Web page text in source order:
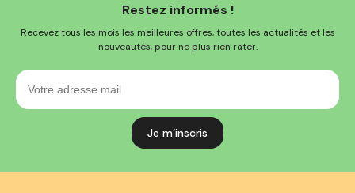
Restez informés !
Recevez tous les mois les meilleures offres, toutes les actualités et les
nouveautés, pour ne plus rien rater.
Votre
adresse
mail